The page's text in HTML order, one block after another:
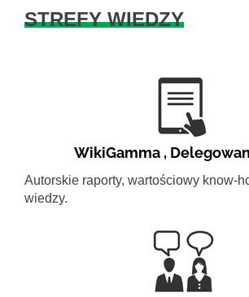
STREFY WIEDZY
WikiGamma ,
Autorskie raporty, wartościowy know-
wiedzy.